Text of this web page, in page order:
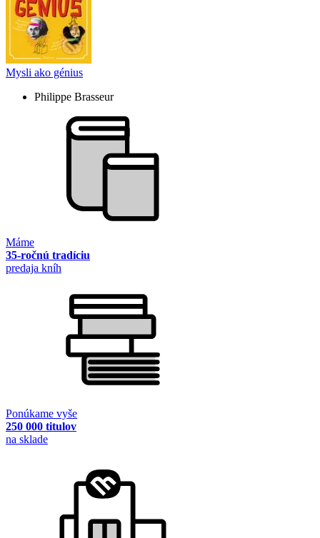
Mysli ako génius
Philippe Brasseur
Máme
35-ročnú tradíciu
predaja kníh
Ponúkame vyše
250 000 titulov
na sklade